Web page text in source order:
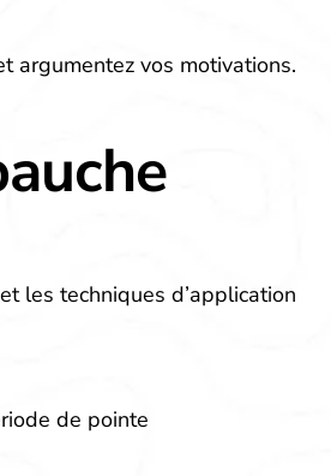
argumentez vos motivations.
les techniques d’application
de pointe